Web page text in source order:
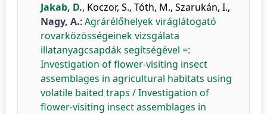
Jakab, D., Koczor, S., Tóth, M., Szarukán, I.,
Nagy, A.: Agrárélőhelyek viráglátogató
rovarközösségeinek vizsgálata
illatanyagcsapdák segítségével =:
Investigation of flower-visiting insect
assemblages in agricultural habitats using
volatile baited traps / Investigation of
flower-visiting insect assemblages in